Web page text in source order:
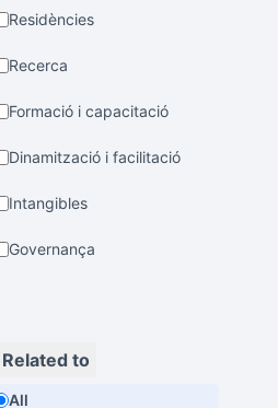
Residències
Recerca
Formació i capacitació
Dinamització i facilitació
Intangibles
Governança
Related to
All